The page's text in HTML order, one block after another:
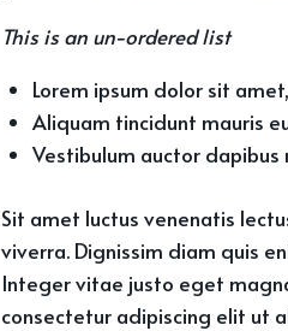
This is an un-ordered list
Lorem ipsum dolor sit
Aliquam tincidunt mauris
Vestibulum auctor dapibus
Sit amet luctus venenatis
viverra. Dignissim diam quis
Integer vitae justo eget
consectetur adipiscing elit ut